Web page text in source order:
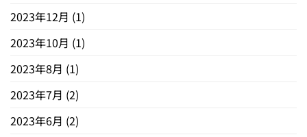
2023年12月 (1)
2023年10月 (1)
2023年8月 (1)
2023年7月 (2)
2023年6月 (2)